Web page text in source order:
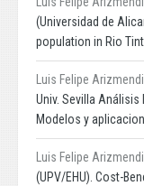
(Universidad de
population in Rio
Luis Felipe Arizmendi
Univ. Sevilla Análisis
Modelos y
Luis Felipe Arizmendi
(UPV/EHU). Cost-